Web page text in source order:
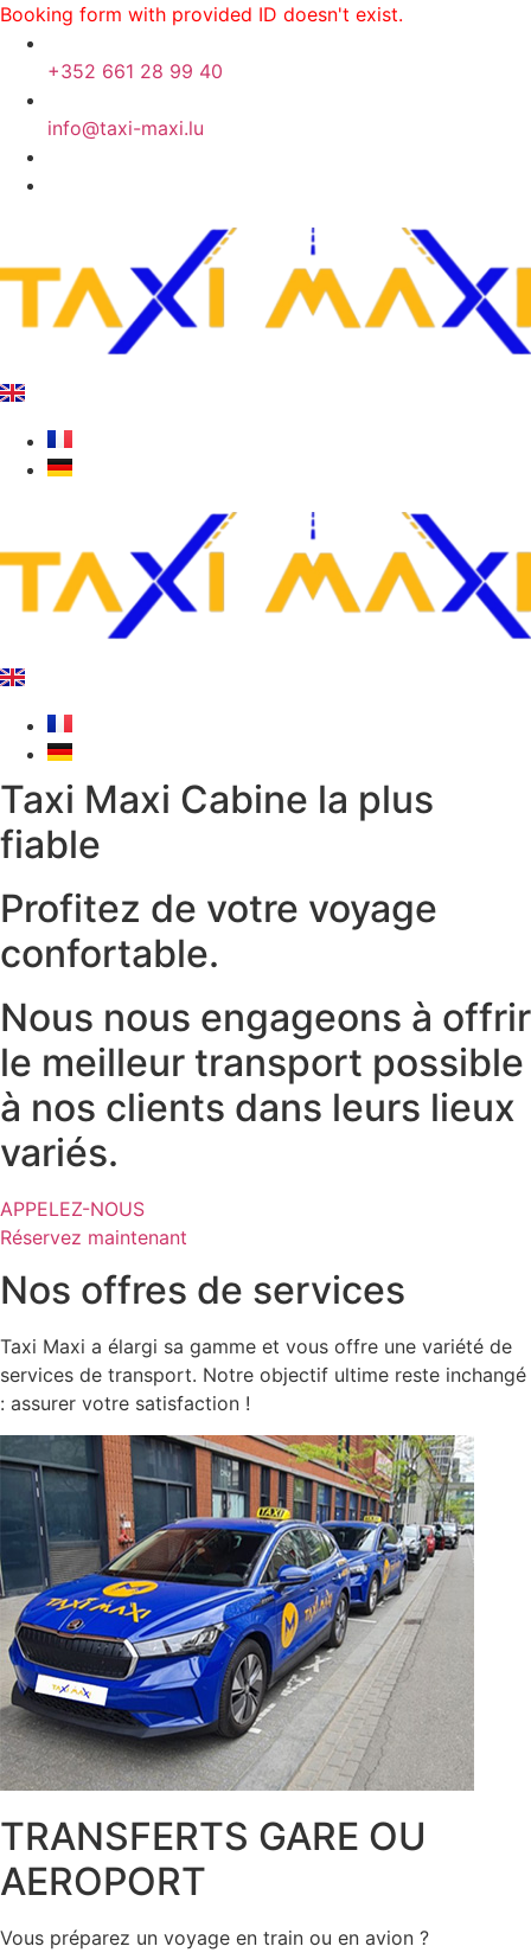
Booking form with provided ID doesn't exist.
+352 661 28 99 40
info@taxi-maxi.lu
Taxi Maxi Cabine la plus
fiable​
Profitez de votre voyage
confortable.​
Nous nous engageons à offrir
le meilleur transport possible
à nos clients dans leurs lieux
variés.​
APPELEZ-NOUS
Réservez maintenant
Nos offres de services
Taxi Maxi a élargi sa gamme et vous offre une variété de
services de transport. Notre objectif ultime reste inchangé
: assurer votre satisfaction !
TRANSFERTS GARE OU
AEROPORT
Vous préparez un voyage en train ou en avion ?